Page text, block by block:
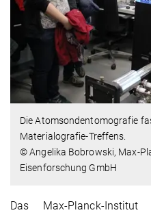
Die Atomsondentomografie
Materialografie-Treffens.
© Angelika Bobrowski, Max-
Eisenforschung GmbH
Das Max-Planck-